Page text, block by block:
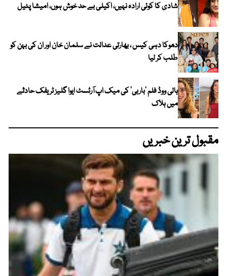
شادی کا کوئی ارادہ نہیں، اکیلی بے حد خوش ہوں، امیشا پٹیل
دھوکا دہی کیس ، بھارتی عدالت نے سلمان خان اور ان کی بہن کو
طلب کر لیا
ہالی ووڈ فلم ’باربی‘ کی میک اپ آرٹسٹ ایوا گلیز ٹریفک حادثے
میں ہلاک
مقبول ترین خبریں